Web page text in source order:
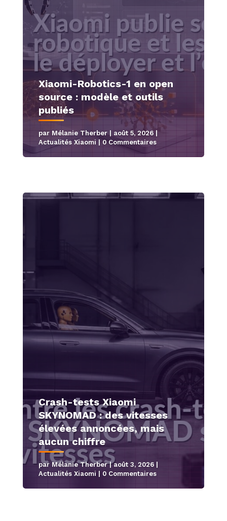
Xiaomi-Robotics-1 en open
source : modèle et outils
publiés
par Mélanie Therber| août 5, 2026
Actualités Xiaomi | 0 Commentaires
Crash-tests Xiaomi
SKYNOMAD : des vitesses
élevées annoncées, mais
aucun chiffre
par Mélanie Therber|août 3, 2026
Actualités Xiaomi | 0 Commentaires